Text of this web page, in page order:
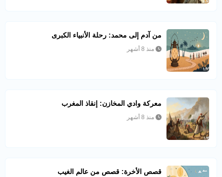
من آدم إلى محمد: رحلة الأنبياء الكبرى
منذ 8 أشهر
معركة وادي المخازن: إنقاذ المغرب
منذ 8 أشهر
قصص الأخرة: قصص من عالم الغيب